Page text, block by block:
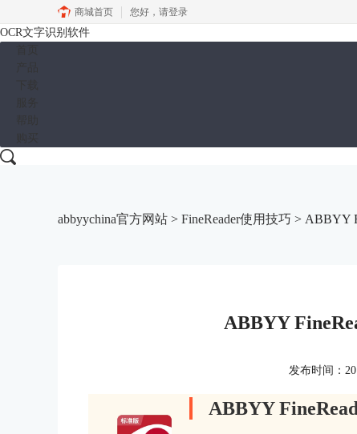
商城首页 您好， 请登录
OCR文字识别软件
abbyychina官方网站 > FineReader使用技巧 > ABBYY
ABBYY
发布时间：
ABBYY